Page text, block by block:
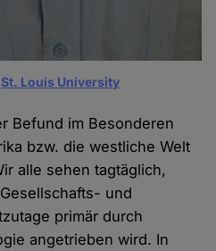
St. Louis University
Befund im Besonderen
bzw. die westliche Welt
alle sehen tagtäglich,
und
primär durch
angetrieben wird. In